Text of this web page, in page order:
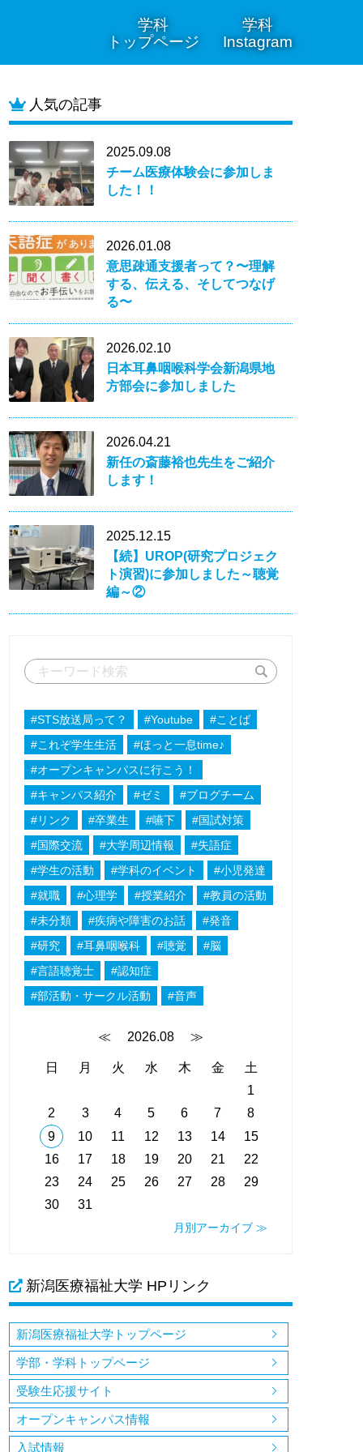
学科
トップページ
学科
Instagram
人気の記事
2025.09.08
チーム医療体験会に参加しま
した！！
2026.01.08
意思疎通支援者って？〜理解
する、伝える、そしてつなげ
る〜
2026.02.10
日本耳鼻咽喉科学会新潟県地
方部会に参加しました
2026.04.21
新任の斎藤裕也先生をご紹介
します！
2025.12.15
【続】UROP(研究プロジェク
ト演習)に参加しました～聴覚
編～②
#STS放送局って？ #Youtube
#ことば
#これぞ学生生活
#ほっと一息time♪
#オープンキャンパスに行こう！
#キャンパス紹介
#ゼミ
#ブログチーム
#リンク
#卒業生 #嚥下
#国試対策
#国際交流
#大学周辺情報
#失語症
#学生の活動
#学科のイベント
#小児発達
#就職
#心理学 #授業紹介
#教員の活動
#未分類
#疾病や障害のお話
#発音
#研究
#耳鼻咽喉科 #聴覚
#脳
#言語聴覚士
#認知症
#部活動・サークル活動
#音声
≪ 2026.08 ≫
日 月 火 水 木 金
土
1
2
3 4 5 6 7
8
9
10 11 12 13 14
15
16
17 18 19 20 21
22
23
24 25 26 27 28
29
30
31
月別アーカイブ ≫
新潟医療福祉大学 HPリンク
新潟医療福祉大学トップページ
学部・学科トップページ
受験生応援サイト
オープンキャンパス情報
入試情報